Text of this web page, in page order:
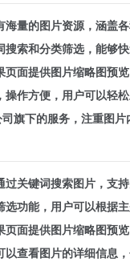
海量的图片资源，涵盖
搜索和分类筛选，能够
页面提供图片缩略图预
操作方便，用户可以轻松
司旗下的服务，注重图
过关键词搜索图片，支
选功能，用户可以根据
页面提供图片缩略图预
以查看图片的详细信息